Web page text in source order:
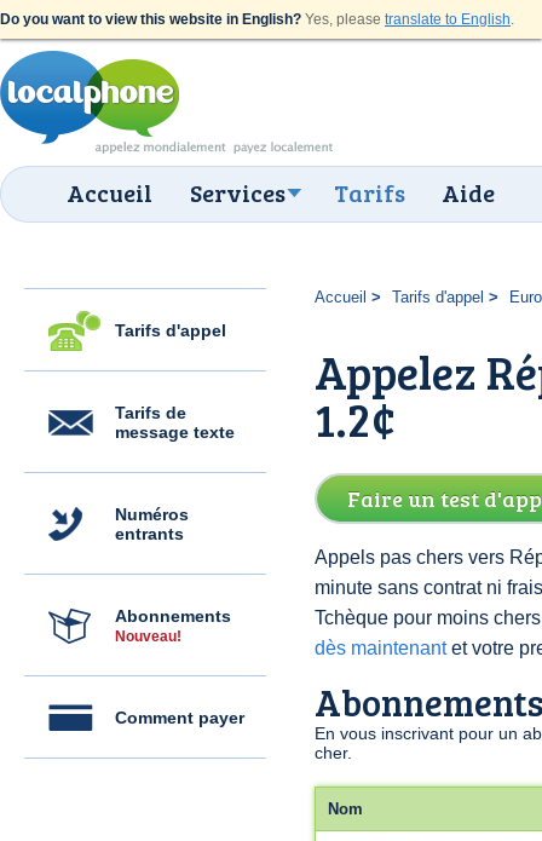
Do you want to view this website in English? Yes, please translate to English.
Accueil Services Tarifs Aide
Tarifs d'appel
Tarifs de
message texte
Numéros
entrants
Abonnements
Nouveau!
Comment payer
Accueil Tarifs d'appel
Appelez
1.2¢
Faire un test
Appels pas chers vers
minute sans contrat ni
Tchèque pour moins
dès maintenantet votre
En vous inscrivant pour un
cher.
Nom